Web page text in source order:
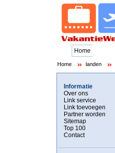
Home
Home landen
Informatie
Over ons
Link service
Link toevoegen
Partner worden
Sitemap
Top 100
Contact